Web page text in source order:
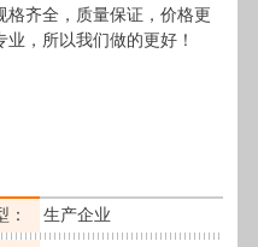
格齐全，质量保证，价格更
，所以我们做的更好！
： 生产企业